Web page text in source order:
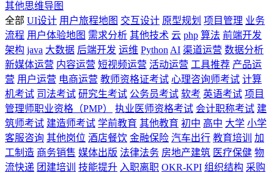
其他思维导图
全部 UI设计 用户旅程地图 交互设计 原型规划 项目管理 业务
流程 用户体验地图 需求分析 其他技术 云 php 算法 前端开发
架构 java 大数据 后端开发 运维 Python AI 渠道运营 数据分析
新媒体运营 内容运营 短视频运营 活动运营 工具推荐 产品运
营 用户运营 电商运营 教师资格证考试 心理咨询师考试 计算
机考试 司法考试 研究生考试 公务员考试 软考 英语考试 项目
管理师职业资格（PMP）
执业医师资格考试 会计职称考试 建
筑师考试 建造师考试 学前教育 其他教育 初中 高中 大学 小学
客服咨询 其他岗位 酒店餐饮 金融保险 汽车出行 教育培训
加
工制造 商务销售 媒体出版 法律法务 房地产建筑 医疗保健 物
流快递 团建培训 技能提升 入职离职 OKR-KPI 组织结构 采购